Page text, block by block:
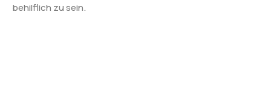
behilflich zu sein.